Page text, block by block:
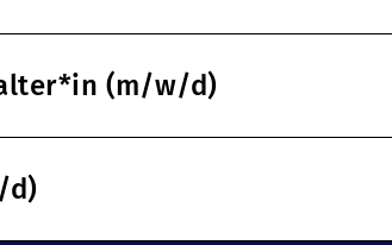
(m/w/d)
d)